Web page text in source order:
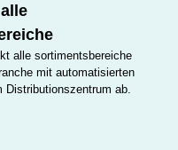
alle sortimentsbereiche
mit automatisierten
Distributionszentrum ab.